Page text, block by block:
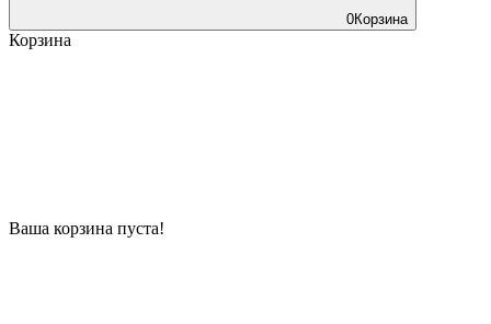
0Корзина
Корзина
Ваша корзина пуста!